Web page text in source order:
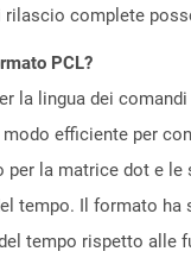
rilascio complete
PCL?
la lingua dei
efficiente per
per la matrice dot e le
tempo. Il formato
tempo rispetto alle